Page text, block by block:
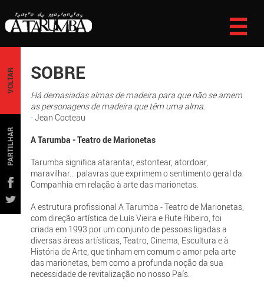
VOLTAR
PARTILHAR
SOBRE
Há demasiadas almas de madeira para que não se amem
as personagens de madeira que têm uma alma.
- Jean Cocteau
A Tarumba - Teatro de Marionetas
Tarumba significa atarantar, estontear, atordoar,
maravilhar... palavras que exprimem o sentimento geral da
Companhia em relação à arte das marionetas.
A estrutura profissional A Tarumba - Teatro de Marionetas,
com direção artística de Luís Vieira e Rute Ribeiro, foi
criada em 1993 por um conjunto de pessoas ligadas a
diversas áreas artísticas, Teatro, Cinema, Escultura e à
História de Arte, que tinham em comum o amor pela arte
das marionetas, bem como a profunda noção da sua
necessidade de revitalização no nosso País.